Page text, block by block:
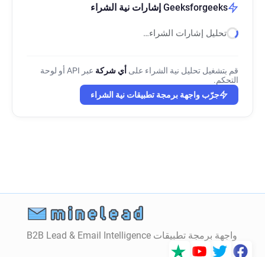
w*******@geeksforgeeks.org
b*****@geeksforgeeks.org
Geeksforgeeks إشارات نية الشراء
تحليل إشارات الشراء…
قم بتشغيل تحليل نية الشراء على أي شركة
عبر API أو لوحة
التحكم.
جرّب واجهة برمجة تطبيقات نية الشراء
واجهة برمجة تطبيقات B2B Lead & Email Intelligence